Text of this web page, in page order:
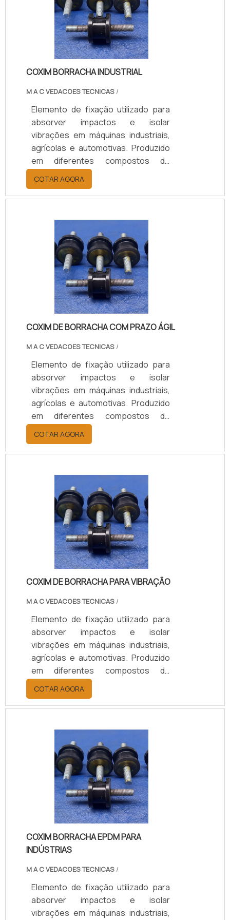
suporte técnico especializado para
a escolha adequada, prazos de
entrega ágeis e condições flexíveis.
COXIM BORRACHA INDUSTRIAL
M A C VEDACOES TECNICAS /
Elemento de fixação utilizado para
absorver impactos e isolar
vibrações em máquinas industriais,
agrícolas e automotivas. Produzido
em diferentes compostos de
borracha (Natural/SBR, Neoprene,
EPDM), conforme a necessidade de
carga, temperatura e nível de
equipamentos. Disponível em
modelos personalizados, com
suporte técnico especializado para
a escolha adequada, prazos de
entrega ágeis e condições flexíveis.
COTAR AGORA
COXIM DE BORRACHA COM PRAZO ÁGIL
M A C VEDACOES TECNICAS /
Elemento de fixação utilizado para
absorver impactos e isolar
vibrações em máquinas industriais,
agrícolas e automotivas. Produzido
em diferentes compostos de
borracha (Natural/SBR, Neoprene,
EPDM), conforme a necessidade de
carga, temperatura e nível de
equipamentos. Disponível em
modelos personalizados, com
suporte técnico especializado para
a escolha adequada, prazos de
entrega ágeis e condições flexíveis.
COTAR AGORA
COXIM DE BORRACHA PARA VIBRAÇÃO
M A C VEDACOES TECNICAS /
Elemento de fixação utilizado para
absorver impactos e isolar
vibrações em máquinas industriais,
agrícolas e automotivas. Produzido
em diferentes compostos de
borracha (Natural/SBR, Neoprene,
EPDM), conforme a necessidade de
carga, temperatura e nível de
equipamentos. Disponível em
modelos personalizados, com
suporte técnico especializado para
a escolha adequada, prazos de
entrega ágeis e condições flexíveis.
COTAR AGORA
COXIM BORRACHA EPDM PARA
INDÚSTRIAS
M A C VEDACOES TECNICAS /
Elemento de fixação utilizado para
absorver impactos e isolar
vibrações em máquinas industriais,